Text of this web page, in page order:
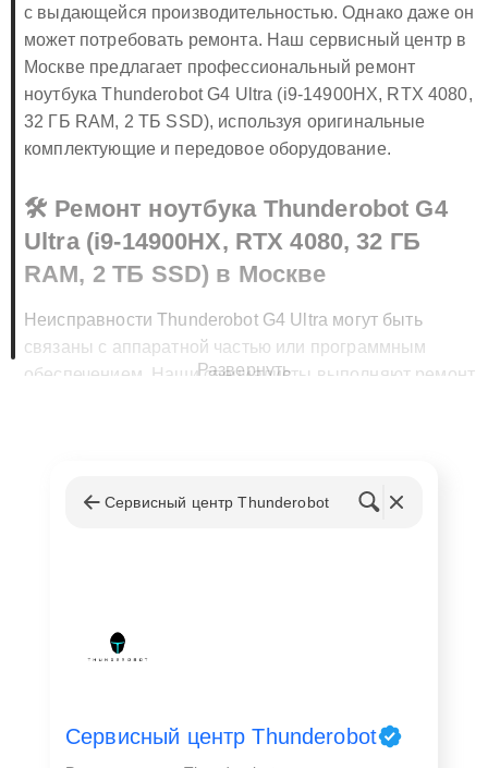
с выдающейся производительностью. Однако даже он
может потребовать ремонта. Наш сервисный центр в
Москве предлагает профессиональный ремонт
ноутбука Thunderobot G4 Ultra (i9-14900HX, RTX 4080,
32 ГБ RAM, 2 ТБ SSD), используя оригинальные
комплектующие и передовое оборудование.
🛠️ Ремонт ноутбука Thunderobot G4
Ultra (i9-14900HX, RTX 4080, 32 ГБ
RAM, 2 ТБ SSD) в Москве
Неисправности Thunderobot G4 Ultra могут быть
связаны с аппаратной частью или программным
обеспечением. Наши специалисты выполняют ремонт
Перегрев или неисправность системы
Сбои в работе операционной системы.
вами этапы ремонта, обеспечивая прозрачность.
Развернуть
Сервисный центр Thunderobot
Сервисный центр Thunderobot